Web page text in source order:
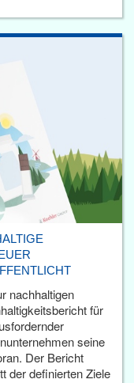
nachhaltigen
für
seine
Der Bericht
der definierten Ziele